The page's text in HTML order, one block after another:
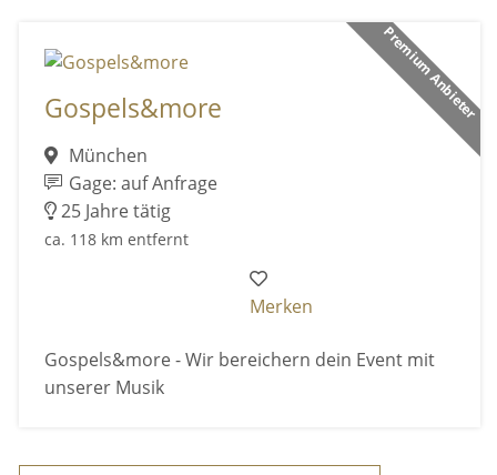
Premium Anbieter
Gospels&more
München
Gage: auf Anfrage
25 Jahre tätig
ca. 118 km entfernt
Merken
Gospels&more - Wir bereichern dein Event mit
unserer Musik